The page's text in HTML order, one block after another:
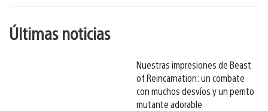
Últimas noticias
Nuestras impresiones de Beast
of Reincarnation: un combate
con muchos desvíos y un perrito
mutante adorable